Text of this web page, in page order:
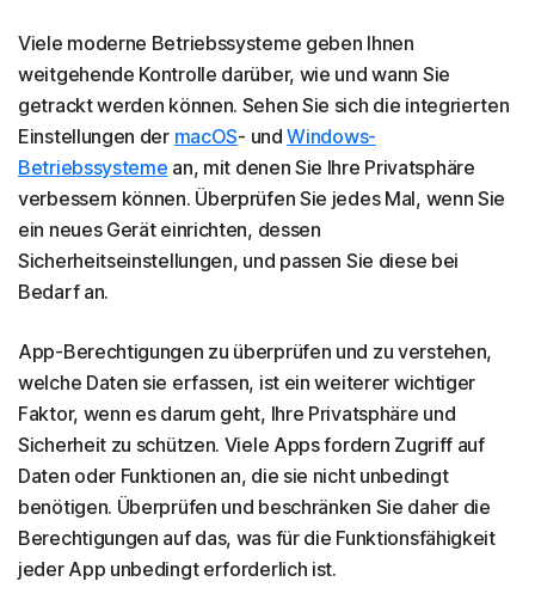
Viele moderne Betriebssysteme geben Ihnen
weitgehende Kontrolle darüber, wie und wann Sie
getrackt werden können. Sehen Sie sich die integrierten
Einstellungen der macOS- undWindows-
Betriebssysteme an, mit denen Sie Ihre Privatsphäre
verbessern können. Überprüfen Sie jedes Mal, wenn Sie
ein neues Gerät einrichten, dessen
Sicherheitseinstellungen, und passen Sie diese bei
Bedarf an.
App-Berechtigungen zu überprüfen und zu verstehen,
welche Daten sie erfassen, ist ein weiterer wichtiger
Faktor, wenn es darum geht, Ihre Privatsphäre und
Sicherheit zu schützen. Viele Apps fordern Zugriff auf
Daten oder Funktionen an, die sie nicht unbedingt
benötigen. Überprüfen und beschränken Sie daher die
Berechtigungen auf das, was für die Funktionsfähigkeit
jeder App unbedingt erforderlich ist.